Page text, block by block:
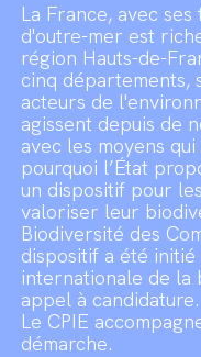
La France, avec
d'outre-mer est
région Hauts-de-
cinq départements,
acteurs de
agissent depuis de
avec les moyens
pourquoi l’État
un dispositif pour
valoriser leur
Biodiversité des
dispositif a été initié
internationale de la
appel à candidature.
Le CPIE
démarche.